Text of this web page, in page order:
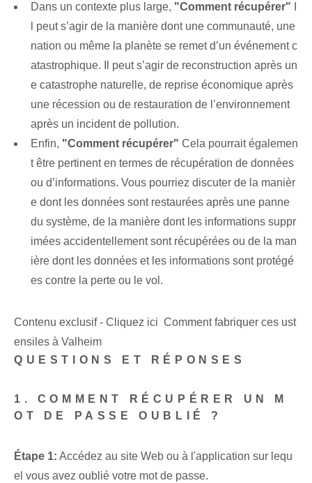
Dans un contexte plus large, "Comment récupérer"
l peut s’agir de la manière dont une communauté, une
nation ou même la planète se remet d’un événement c
atastrophique. Il peut s’agir de reconstruction après un
e catastrophe naturelle, de reprise économique après
une récession ou de restauration de l’environnement
après un incident de pollution.
Enfin, "Comment récupérer" Cela pourrait égalemen
t être pertinent en termes de récupération de données
ou d’informations. Vous pourriez discuter de la manièr
e dont les données sont restaurées après une panne
du système, de la manière dont les informations suppr
imées accidentellement sont récupérées ou de la man
ière dont les données et les informations sont protégé
es contre la perte ou le vol.
Contenu exclusif - Cliquez ici Comment fabriquer ces ust
ensiles à Valheim
QUESTIONS ET RÉPONSES
1. COMMENT RÉCUPÉRER UN M
OT DE PASSE OUBLIÉ ?
Étape 1: Accédez au site Web ou à l'application sur lequ
el vous avez oublié votre mot de passe.